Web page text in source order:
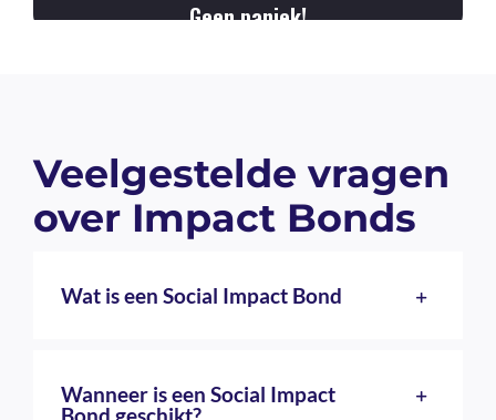
Veelgestelde vragen
over Impact Bonds
Wat is een Social Impact Bond
Wanneer is een Social Impact